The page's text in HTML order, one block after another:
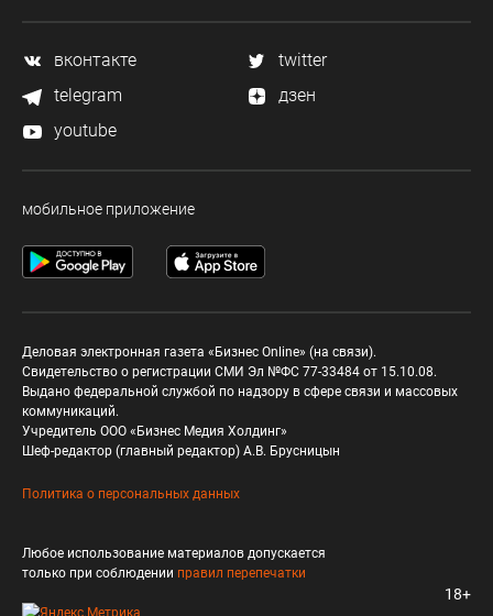
вконтакте
twitter
telegram
дзен
youtube
мобильное приложение
Деловая электронная газета «Бизнес Online» (на связи).
Свидетельство о регистрации СМИ Эл №ФС 77-33484 от 15.10.08.
Выдано федеральной службой по надзору в сфере связи и массовых
коммуникаций.
Учредитель ООО «Бизнес Медия Холдинг»
Шеф-редактор (главный редактор) А.В. Брусницын
Политика о персональных данных
Любое использование материалов допускается
только при соблюдении правил перепечатки
18+